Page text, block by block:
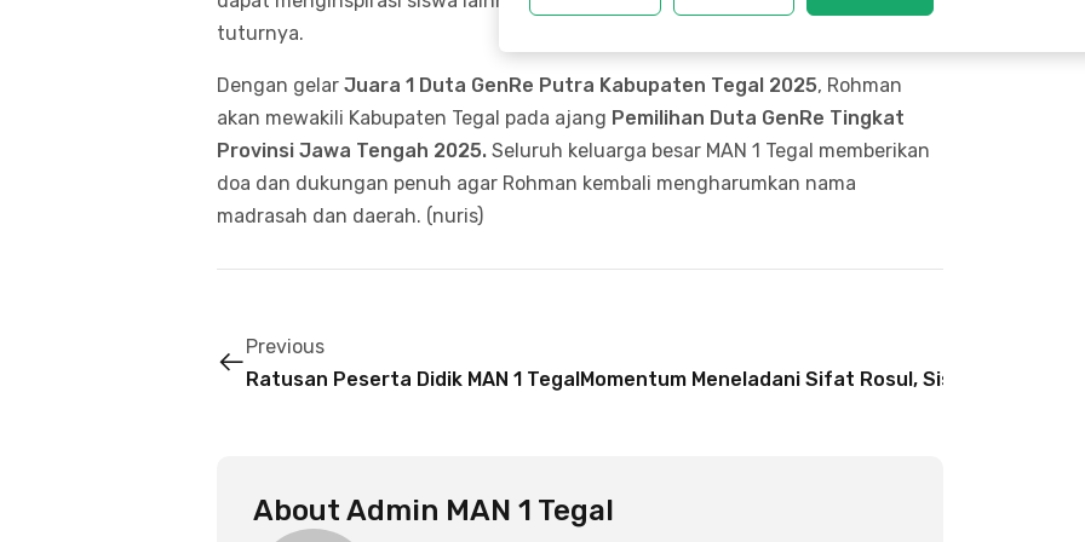
tuturnya.
Dengan gelar Juara 1 Duta GenRe Putra Kabupaten Tegal 2025, Rohman
akan mewakili Kabupaten Tegal pada ajang Pemilihan Duta GenRe Tingkat
Provinsi Jawa Tengah 2025.Seluruh keluarga besar MAN 1 Tegal memberikan
doa dan dukungan penuh agar Rohman kembali mengharumkan nama
madrasah dan daerah. (nuris)
Previous
Ratusan Peserta Didik MAN 1 Tegal Ikuti Karnaval HUT Ke-80 RI Tingkat Kabupaten Tegal
Momentum Meneladani Sifat Rosul, Siswa MAN 1
About Admin MAN 1 Tegal